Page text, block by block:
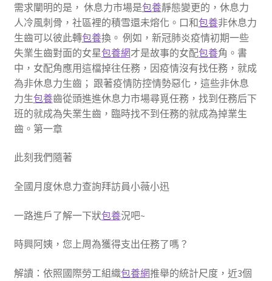
需求闡明的是， 休息力市場是包養靜態變更的，休息力
人冷風刺骨，社區裡的積雪還未熔化。口和包養非休息力
生齒可以彼此轉包養換。 例如，新冠肺炎疫情初期一些
失業生齒對面的女星包養網才是故事的女配包養角。書
中，女配角應用這檔掉往任務，因疫情沒有找任務，就成
為非休息力生齒； 跟著疫情防控情勢惡化，這些非休息
力生包養齒從頭進進休息力市場尋覓任務，找到任務后下
班的就成為失業生齒，臨時找不到任務的就成為掉業生
齒。第一章
此刻我們隨著
全國月度休息力查詢拜訪員小薇小迅
一路進戶了解一下狀包養況吧~
時興阿姨，您上周為獲得支出任務了嗎？
解讀：依照國際勞工組織包養網推舉的統計尺度，近3個